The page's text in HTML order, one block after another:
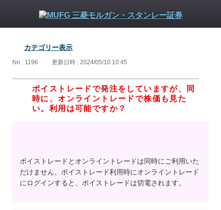
カテゴリー表示
No : 1196 更新日時 : 2024/05/10 10:45
ボイストレードで発注をしていますが、同
時に、オンライントレードで株価も見た
い。利用は可能ですか？
ボイストレードとオンライントレードは同時にご利用いた
だけません。ボイストレード利用時にオンライントレード
にログインすると、ボイストレードは切電されます。